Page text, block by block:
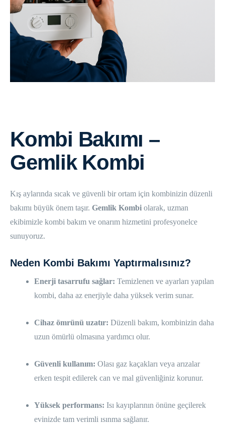
Kombi Bakımı –
Gemlik Kombi
Kış aylarında sıcak ve güvenli bir ortam için kombinizin düzenli
bakımı büyük önem taşır. Gemlik Kombi olarak, uzman
ekibimizle kombi bakım ve onarım hizmetini profesyonelce
sunuyoruz.
Neden Kombi Bakımı Yaptırmalısınız?
Enerji tasarrufu sağlar: Temizlenen ve ayarları yapılan
kombi, daha az enerjiyle daha yüksek verim sunar.
Cihaz ömrünü uzatır: Düzenli bakım, kombinizin daha
uzun ömürlü olmasına yardımcı olur.
Güvenli kullanım: Olası gaz kaçakları veya arızalar
erken tespit edilerek can ve mal güvenliğiniz korunur.
Yüksek performans: Isı kayıplarının önüne geçilerek
evinizde tam verimli ısınma sağlanır.